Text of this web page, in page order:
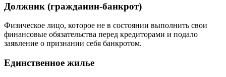
Должник (гражданин-банкрот)
Физическое лицо, которое не в состоянии выполнить свои
финансовые обязательства перед кредиторами и подало
заявление о признании себя банкротом.
Единственное жилье